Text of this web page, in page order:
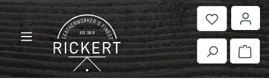
Zum Hauptinhalt springen